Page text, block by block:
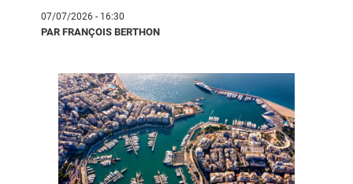
07/07/2026 - 16:30
PAR FRANÇOIS BERTHON